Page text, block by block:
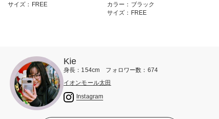
サイズ：FREE
カラー：ブラック
サイズ：FREE
Kie
身長：154cm フォロワー数：674
イオンモール太田
Instagram